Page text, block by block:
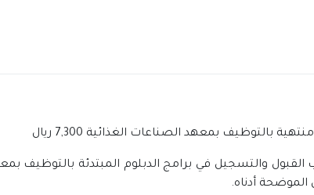
بالتوظيف بمعهد الصناعات الغذائية 7,300 ريال
والتسجيل في برامج الدبلوم المبتدئة بالتوظيف